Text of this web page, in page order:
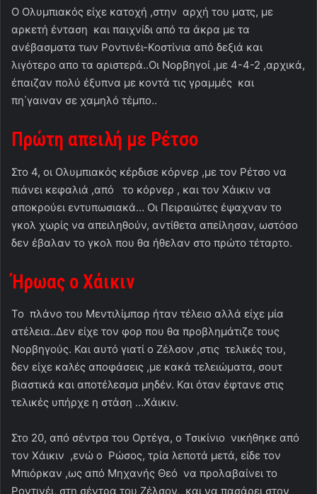
Ο Ολυμπιακός είχε κατοχή ,στην αρχή του ματς, με
αρκετή ένταση και παιχνίδι από τα άκρα με τα
ανέβασματα των Ροντινέι-Κοστίνια από δεξιά και
λιγότερο απο τα αριστερά..Οι Νορβηγοί ,με 4-4-2 ,αρχικά,
έπαιζαν πολύ έξυπνα με κοντά τις γραμμές και
πη΄γαιναν σε χαμηλό τέμπο..
Πρώτη απειλή με Ρέτσο
Στο 4, οι Ολυμπιακός κέρδισε κόρνερ ,με τον Ρέτσο να
πιάνει κεφαλιά ,από το κόρνερ , και τον Χάικιν να
αποκρούει εντυπωσιακά… Οι Πειραιώτες έψαχναν το
γκολ χωρίς να απειληθούν, αντίθετα απείλησαν, ωστόσο
δεν έβαλαν το γκολ που θα ήθελαν στο πρώτο τέταρτο.
Ήρωας ο Χάικιν
Το πλάνο του Μεντιλίμπαρ ήταν τέλειο αλλά είχε μία
ατέλεια..Δεν είχε τον φορ που θα προβλημάτιζε τους
Νορβηγούς. Και αυτό γιατί ο Ζέλσον ,στις τελικές του,
δεν είχε καλές αποφάσεις ,με κακά τελειώματα, σουτ
βιαστικά και αποτέλεσμα μηδέν. Και όταν έφτανε στις
τελικές υπήρχε η στάση …Χάικιν.
Στο 20, από σέντρα του Ορτέγα, ο Τσικίνιο νικήθηκε από
τον Χάικιν ,ενώ ο Ρώσος, τρία λεποτά μετά, είδε τον
Μπιόρκαν ,ως από Μηχανής Θεό να προλαβαίνει το
Ροντινέι, στη σέντρα του Ζέλσον, και να πασάρει στον